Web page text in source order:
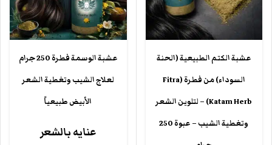
عشبة الكتم الطبيعية (الحنة
السوداء) من فطرة (Fitra
Katam Herb) – لتلوين الشعر
وتغطية الشيب – عبوة 250
عشبة الوسمة فطرة 250 جرام
لعلاج الشيب وتغطية الشعر
الأبيض طبيعياً
عنايه بالشعر